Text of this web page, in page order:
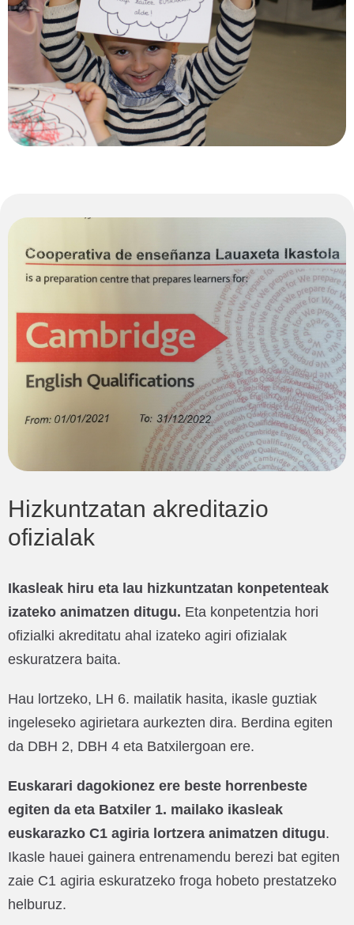
Hizkuntzatan akreditazio
ofizialak
Ikasleak hiru eta lau hizkuntzatan konpetenteak
izateko animatzen ditugu. Eta konpetentzia hori
ofizialki akreditatu ahal izateko agiri ofizialak
eskuratzera baita.
Hau lortzeko, LH 6. mailatik hasita, ikasle guztiak
ingeleseko agirietara aurkezten dira. Berdina egiten
da DBH 2, DBH 4 eta Batxilergoan ere.
Euskarari dagokionez ere beste horrenbeste
egiten da eta Batxiler 1. mailako ikasleak
euskarazko C1 agiria lortzera animatzen ditugu.
Ikasle hauei gainera entrenamendu berezi bat egiten
zaie C1 agiria eskuratzeko froga hobeto prestatzeko
helburuz.